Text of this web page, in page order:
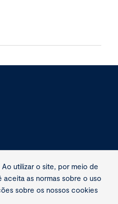
utilizar o site, por meio de
as normas sobre o uso
sobre os nossos cookies